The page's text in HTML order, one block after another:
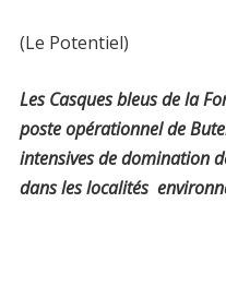
(Le Potentiel)
Les Casques bleus de la
poste opérationnel de
intensives de domination
dans les localités